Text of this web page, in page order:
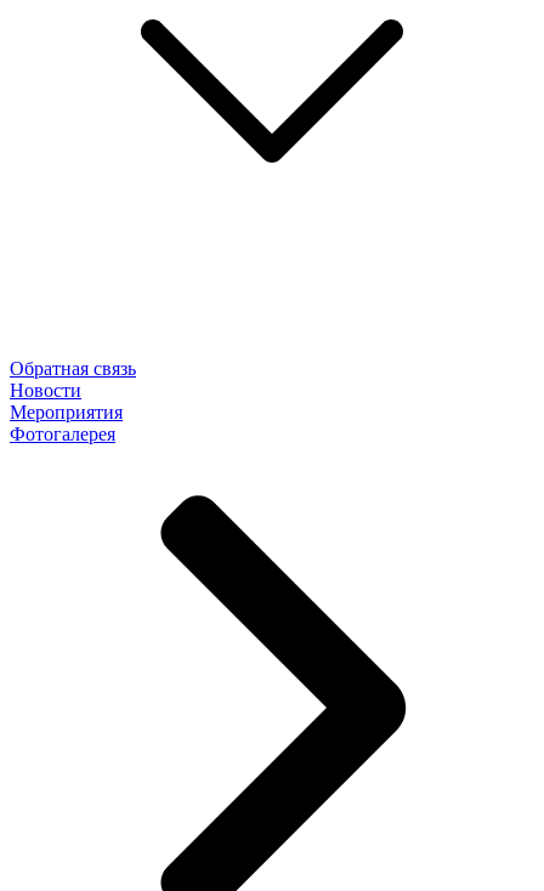
Обратная связь
Новости
Мероприятия
Фотогалерея